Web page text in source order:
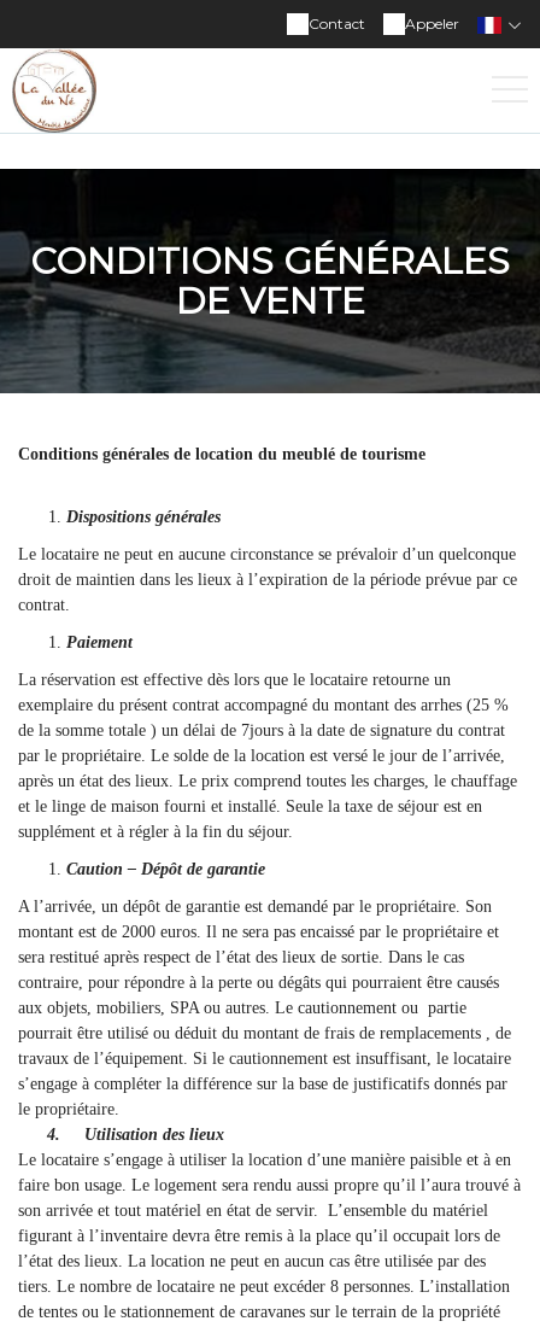
Appeler
Contact
CONDITIONS GÉNÉRALES
DE VENTE
Conditions générales de location du meublé de tourisme
Dispositions générales
Le locataire ne peut en aucune circonstance se prévaloir d’un quelconque
droit de maintien dans les lieux à l’expiration de la période prévue par ce
contrat.
Paiement
La réservation est effective dès lors que le locataire retourne un
exemplaire du présent contrat accompagné du montant des arrhes (25 %
de la somme totale ) un délai de 7jours à la date de signature du contrat
par le propriétaire. Le solde de la location est versé le jour de l’arrivée,
après un état des lieux. Le prix comprend toutes les charges, le chauffage
et le linge de maison fourni et installé. Seule la taxe de séjour est en
supplément et à régler à la fin du séjour.
Caution – Dépôt de garantie
A l’arrivée, un dépôt de garantie est demandé par le propriétaire. Son
montant est de 2000 euros. Il ne sera pas encaissé par le propriétaire et
sera restitué après respect de l’état des lieux de sortie. Dans le cas
contraire, pour répondre à la perte ou dégâts qui pourraient être causés
aux objets, mobiliers, SPA ou autres. Le cautionnement ou partie
pourrait être utilisé ou déduit du montant de frais de remplacements , de
travaux de l’équipement. Si le cautionnement est insuffisant, le locataire
s’engage à compléter la différence sur la base de justificatifs donnés par
le propriétaire.
4. Utilisation des lieux
Le locataire s’engage à utiliser la location d’une manière paisible et à en
faire bon usage. Le logement sera rendu aussi propre qu’il l’aura trouvé à
son arrivée et tout matériel en état de servir. L’ensemble du matériel
figurant à l’inventaire devra être remis à la place qu’il occupait lors de
l’état des lieux. La location ne peut en aucun cas être utilisée par des
tiers. Le nombre de locataire ne peut excéder 8 personnes. L’installation
de tentes ou le stationnement de caravanes sur le terrain de la propriété